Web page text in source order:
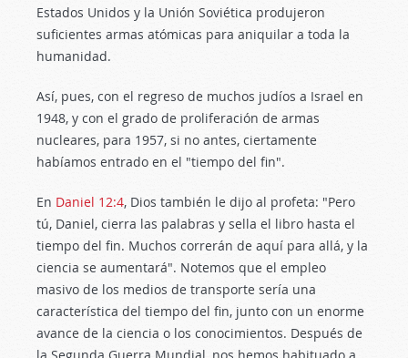
Estados Unidos y la Unión Soviética produjeron
suficientes armas atómicas para aniquilar a toda la
humanidad.
Así, pues, con el regreso de muchos judíos a Israel en
1948, y con el grado de proliferación de armas
nucleares, para 1957, si no antes, ciertamente
habíamos entrado en el "tiempo del fin".
En Daniel 12:4, Dios también le dijo al profeta: "Pero
tú, Daniel, cierra las palabras y sella el libro hasta el
tiempo del fin. Muchos correrán de aquí para allá, y la
ciencia se aumentará". Notemos que el empleo
masivo de los medios de transporte sería una
característica del tiempo del fin, junto con un enorme
avance de la ciencia o los conocimientos. Después de